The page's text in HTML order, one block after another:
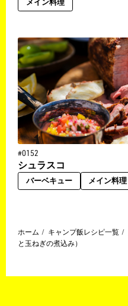
メイン料理
#0152
シュラスコ
バーベキュー メイン料理
ホーム キャンプ飯レシピ一覧
と玉ねぎの煮込み）